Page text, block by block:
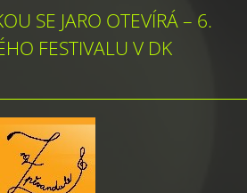
SE JARO OTEVÍRÁ – 6.
FESTIVALU V DK